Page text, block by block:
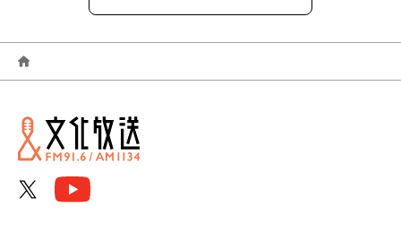
2025年03月
2025年02月
2025年01月